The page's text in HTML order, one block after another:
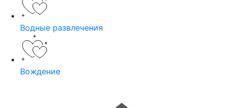
Водные развлечения
Вождение